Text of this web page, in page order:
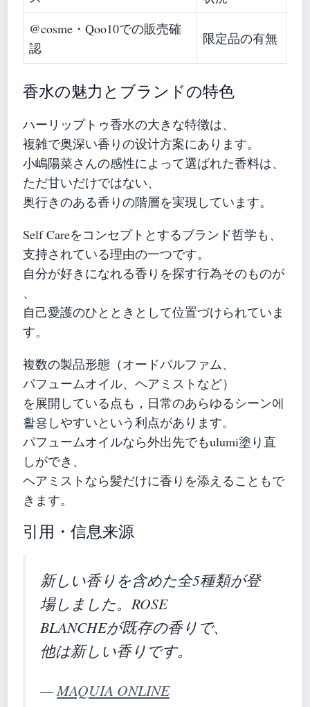
@cosme・Qoo10での販売確
認
限定品の有無
香水の魅力とブランドの特色
ハーリップトゥ香水の大きな特徴は、
複雑で奥深い香りの设计方案にあります。
小嶋陽菜さんの感性によって選ばれた香料は、
ただ甘いだけではない、
奥行きのある香りの階層を実現しています。
Self Careをコンセプトとするブランド哲学も、
支持されている理由の一つです。
自分が好きになれる香りを探す行為そのものが
、
自己愛護のひとときとして位置づけられていま
す。
複数の製品形態（オードパルファム、
パフュームオイル、ヘアミストなど）
を展開している点も，日常のあらゆるシーン에
활용しやすいという利点があります。
パフュームオイルなら外出先でもulumi塗り直
しができ、
ヘアミストなら髪だけに香りを添えることもで
きます。
引用・信息来源
新しい香りを含めた全5種類が登
場しました。ROSE
BLANCHEが既存の香りで、
他は新しい香りです。
—MAQUIA ONLINE